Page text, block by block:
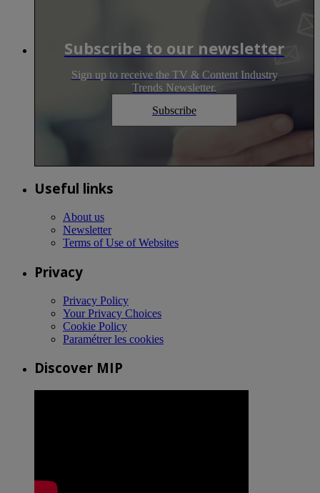
Subscribe to our newsletter
Sign up to receive the TV & Content Industry
Trends Newsletter.
Subscribe
Useful links
About us
Newsletter
Terms of Use of Websites
Privacy
Privacy Policy
Your Privacy Choices
Cookie Policy
Paramétrer les cookies
Discover MIP